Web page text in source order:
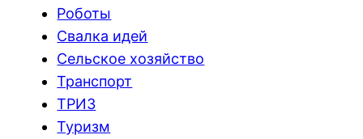
Роботы
Свалка идей
Сельское хозяйство
Транспорт
ТРИЗ
Туризм